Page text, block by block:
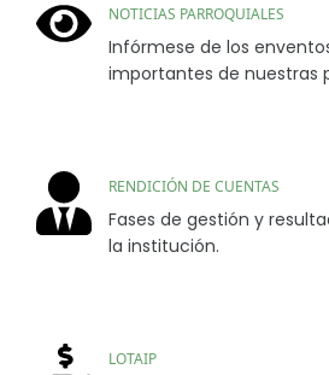
NOTICIAS PARROQUIALES
Infórmese de los
importantes de nuestras
RENDICIÓN DE CUENTAS
Fases de gestión y
la institución.
LOTAIP